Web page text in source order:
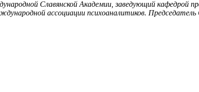
Славянской Академии, заведующий кафедрой
ассоциации психоаналитиков.